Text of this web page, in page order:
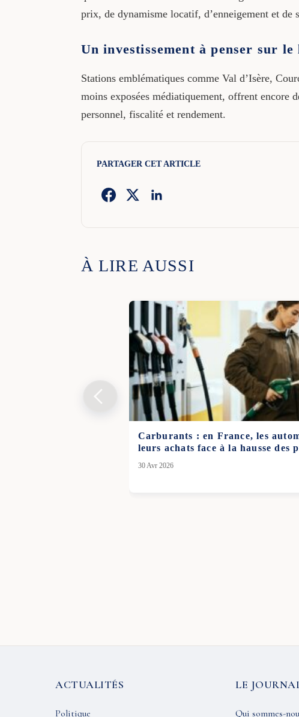
prix, de dynamisme locatif, d’enneigement et de
Un investissement à penser sur le
Stations emblématiques comme Val d’Isère,
moins exposées médiatiquement, offrent encore
personnel, fiscalité et rendement.
PARTAGER CET ARTICLE
À LIRE AUSSI
Carburants : en France, les
leurs achats face à la hausse des
30 Avr 2026
ACTUALITÉS
Politique
LE
Qui sommes-